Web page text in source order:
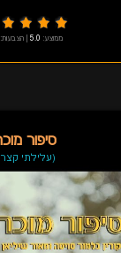
ממוצע: 5.0
|הצבעות:
סיפור
(עלילתי